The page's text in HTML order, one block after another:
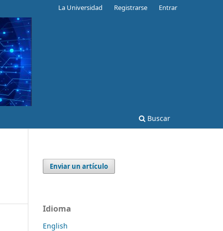
Buscar
La Universidad Registrarse Entrar
Enviar un artículo
Idioma
English